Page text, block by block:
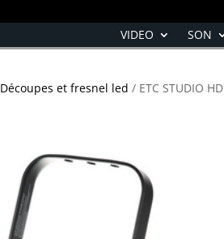
VIDEO SON
Découpes et fresnel led / ETC STUDIO HD